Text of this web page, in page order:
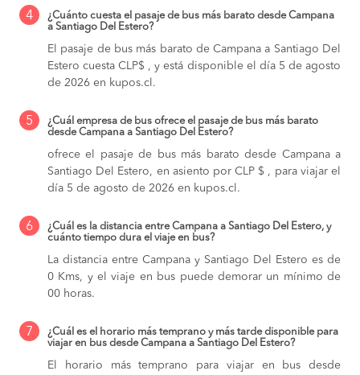
4
¿Cuánto cuesta el pasaje de bus más barato desde Campana
a Santiago Del Estero?
El pasaje de bus más barato de Campana a Santiago Del
Estero cuesta CLP$ , y está disponible el día 5 de agosto
de 2026 en kupos.cl.
5
¿Cuál empresa de bus ofrece el pasaje de bus más barato
desde Campana a Santiago Del Estero?
ofrece el pasaje de bus más barato desde Campana a
Santiago Del Estero, en asiento por CLP $ , para viajar el
día 5 de agosto de 2026 en kupos.cl.
6
¿Cuál es la distancia entre Campana a Santiago Del Estero, y
cuánto tiempo dura el viaje en bus?
La distancia entre Campana y Santiago Del Estero es de
0 Kms, y el viaje en bus puede demorar un mínimo de
00 horas.
7
¿Cuál es el horario más temprano y más tarde disponible para
viajar en bus desde Campana a Santiago Del Estero?
El horario más temprano para viajar en bus desde